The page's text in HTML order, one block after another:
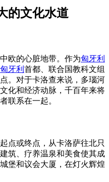
的文化水道
欧的心脏地带。作为匈牙利
匈牙利 首都、联合国教科文组
。对于卡洛查来说，多瑙河
化和经济动脉，千百年来将
联系在一起。
点或终点，从卡洛萨往北只
筑、疗养温泉和美食使其成
堡和议会大厦，在灯火辉煌